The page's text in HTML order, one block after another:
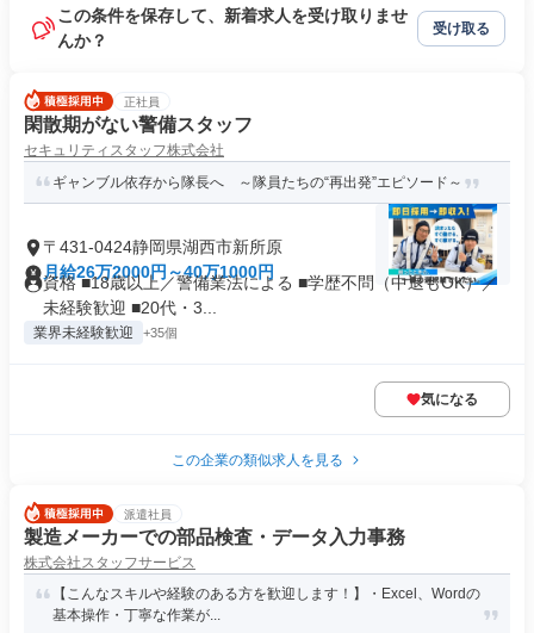
この条件を保存して、新着求人を受け取りませ
んか？
受け取る
正社員
閑散期がない警備スタッフ
セキュリティスタッフ株式会社
ギャンブル依存から隊長へ ～隊員たちの“再出発”エピソード～
〒431-0424静岡県湖西市新所原
月給26万2000円～40万1000円
資格 ■18歳以上／警備業法による ■学歴不問（中退もOK）／
未経験歓迎 ■20代・3...
業界未経験歓迎 +35個
気になる
この企業の類似求人を見る
派遣社員
製造メーカーでの部品検査・データ入力事務
株式会社スタッフサービス
【こんなスキルや経験のある方を歓迎します！】・Excel、Wordの
基本操作・丁寧な作業が...